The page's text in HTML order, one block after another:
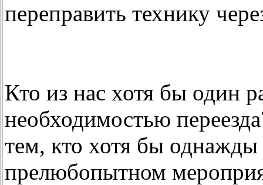
переправить технику
Кто из нас хотя бы один
необходимостью
тем, кто хотя бы
прелюбопытном